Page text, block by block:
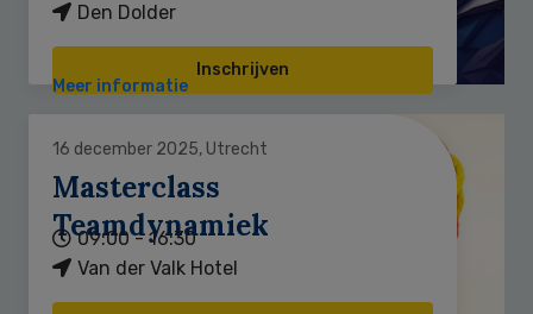
Den Dolder
Inschrijven
Meer informatie
16 december 2025, Utrecht
Masterclass
Teamdynamiek
09:00 - 16:30
Van der Valk Hotel